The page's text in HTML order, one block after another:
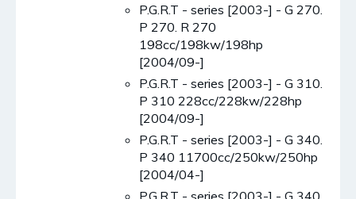
P.G.R.T - series [2003-] - G 270.
P 270. R 270
198cc/198kw/198hp
[2004/09-]
P.G.R.T - series [2003-] - G 310.
P 310 228cc/228kw/228hp
[2004/09-]
P.G.R.T - series [2003-] - G 340.
P 340 11700cc/250kw/250hp
[2004/04-]
P.G.R.T - series [2003-] - G 340.